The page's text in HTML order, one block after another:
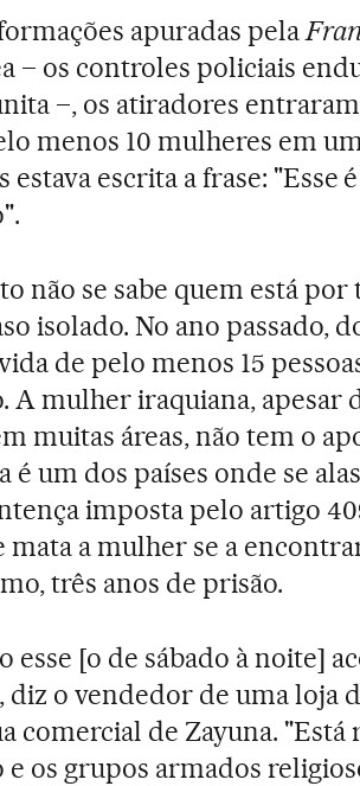
apuradas pela
– os controles policiais
–, os atiradores
menos 10 mulheres em
estava escrita a frase: "Esse
não se sabe quem está por
isolado. No ano passado,
de pelo menos 15
A mulher iraquiana, apesar
muitas áreas, não tem o
é um dos países onde se
imposta pelo artigo
mata a mulher se a
três anos de prisão.
esse [o de sábado à noite]
diz o vendedor de uma loja
comercial de Zayuna. "Está
os grupos armados